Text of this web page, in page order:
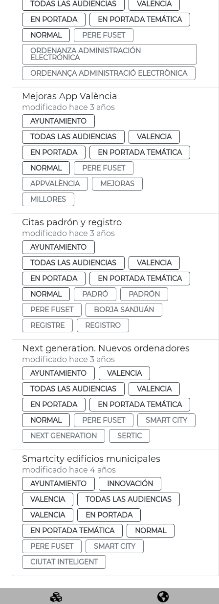
TODAS LAS AUDIENCIAS
VALENCIA
EN PORTADA
EN PORTADA TEMÁTICA
NORMAL
PERE FUSET
ORDENANZA ADMINISTRACIÓN
ELECTRÓNICA
ORDENANÇA ADMINISTRACIÓ ELECTRÒNICA
Mejoras App València
modificado hace 3 años
AYUNTAMIENTO
TODAS LAS AUDIENCIAS
VALENCIA
EN PORTADA
EN PORTADA TEMÁTICA
NORMAL
PERE FUSET
APPVALÈNCIA
MEJORAS
MILLORES
Citas padrón y registro
modificado hace 3 años
AYUNTAMIENTO
TODAS LAS AUDIENCIAS
VALENCIA
EN PORTADA
EN PORTADA TEMÁTICA
NORMAL
PADRÓ
PADRÓN
PERE FUSET
BORJA SANJUÁN
REGISTRE
REGISTRO
Next generation. Nuevos ordenadores
modificado hace 3 años
AYUNTAMIENTO
VALENCIA
TODAS LAS AUDIENCIAS
VALENCIA
EN PORTADA
EN PORTADA TEMÁTICA
NORMAL
PERE FUSET
SMART CITY
NEXT GENERATION
SERTIC
Smartcity edificios municipales
modificado hace 4 años
AYUNTAMIENTO
INNOVACIÓN
VALENCIA
TODAS LAS AUDIENCIAS
VALENCIA
EN PORTADA
EN PORTADA TEMÁTICA
NORMAL
PERE FUSET
SMART CITY
CIUTAT INTELIGENT